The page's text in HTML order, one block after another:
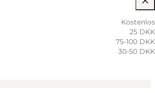
Kostenlos
25 DKK
75-100 DKK
30-50 DKK